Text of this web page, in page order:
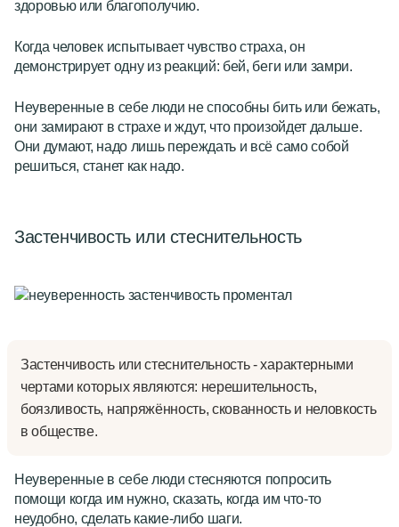
здоровью или благополучию.
Когда человек испытывает чувство страха, он
демонстрирует одну из реакций: бей, беги или замри.
Неуверенные в себе люди не способны бить или бежать,
они замирают в страхе и ждут, что произойдет дальше.
Они думают, надо лишь переждать и всё само собой
решиться, станеткак надо.
Застенчивость или стеснительность
Застенчивость или стеснительность - характерными
чертами которых являются: нерешительность,
боязливость, напряжённость, скованность и неловкость
в обществе.
Неуверенные в себе люди стесняются попросить
помощи когда им нужно, сказать, когда им что-то
неудобно, сделать какие-либо шаги.